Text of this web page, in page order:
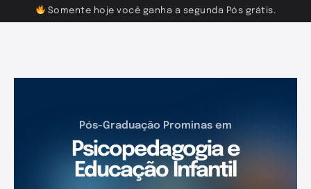
Somente hoje você ganha a segunda Pós grátis.
Pós-Graduação Prominas em
Psicopedagogia e
Educação Infantil